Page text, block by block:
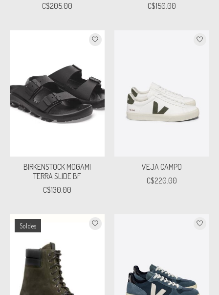
C$205.00
C$150.00
BIRKENSTOCK MOGAMI
TERRA SLIDE BF
C$130.00
VEJA CAMPO
C$220.00
Soldes